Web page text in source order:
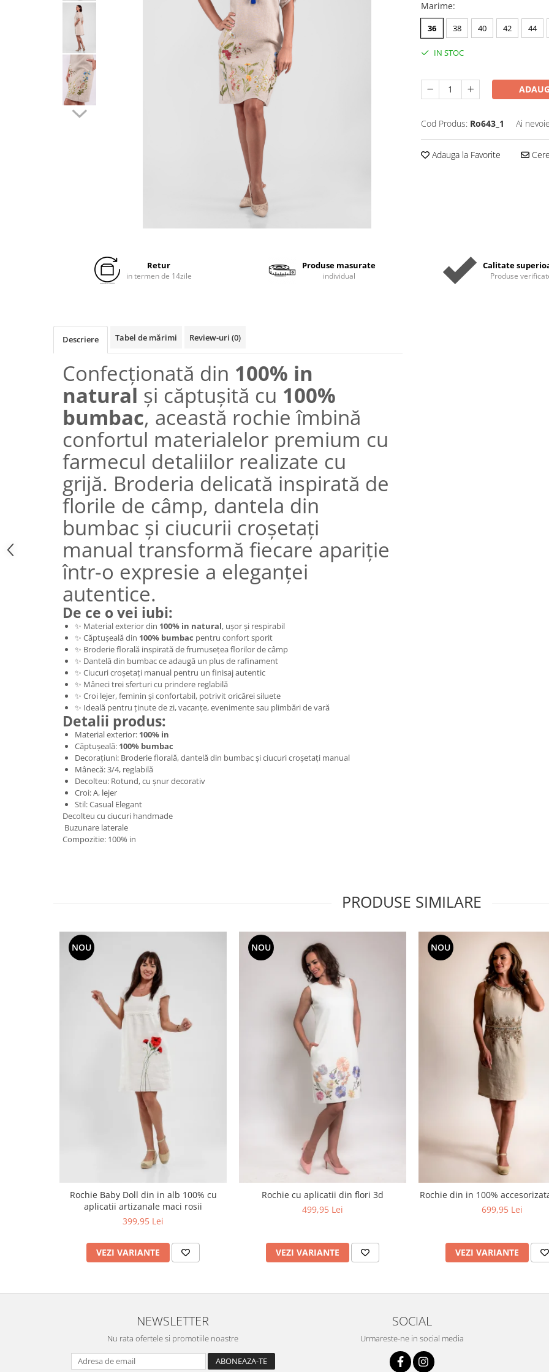
Marime:
36 38 40 42 44
IN STOC
Cod Produs: Ro643_1 Ai
Adauga la Favorite
Retur
in termen de 14zile
Produse masurate
individual
Calitate
Produse
Descriere Tabel de mărimi Review-uri (0)
Confecționată din 100% in
natural și căptușită cu 100%
bumbac, această rochie îmbină
confortul materialelor premium cu
farmecul detaliilor realizate cu
grijă. Broderia delicată inspirată de
florile de câmp, dantela din
bumbac și ciucurii croșetați
manual transformă fiecare apariție
într-o expresie a eleganței
autentice.
De ce o vei iubi:
✨ Material exterior din 100% in natural, ușor și respirabil
✨ Căptușeală din 100% bumbac pentru confort sporit
✨ Broderie florală inspirată de frumusețea florilor de câmp
✨ Dantelă din bumbac ce adaugă un plus de rafinament
✨ Ciucuri croșetați manual pentru un finisaj autentic
✨ Mâneci trei sferturi cu prindere reglabilă
✨ Croi lejer, feminin și confortabil, potrivit oricărei siluete
✨ Ideală pentru ținute de zi, vacanțe, evenimente sau plimbări de vară
Detalii produs:
Material exterior: 100% in
Căptușeală: 100% bumbac
Decorațiuni: Broderie florală, dantelă din bumbac și ciucuri croșetați manual
Mânecă: 3/4, reglabilă
Decolteu: Rotund, cu șnur decorativ
Croi: A, lejer
Stil: Casual Elegant
Decolteu cu ciucuri handmade
Buzunare laterale
Compozitie: 100% in
PRODUSE SIMILARE
NOU
Rochie Baby Doll din in alb 100% cu
aplicatii artizanale maci rosii
399,95 Lei
VEZI VARIANTE
NOU
Rochie cu aplicatii din flori 3d
499,95 Lei
VEZI VARIANTE
NOU
Rochie din in 100%
699,95 Lei
VEZI VARIANTE
NEWSLETTER
Nu rata ofertele si promotiile noastre
SOCIAL
Urmareste-ne in social media